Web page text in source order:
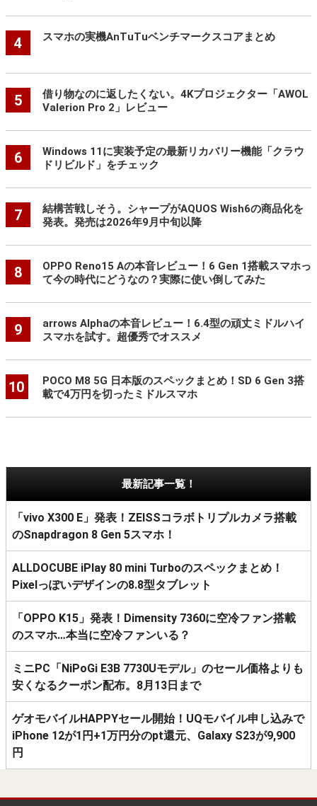
4 スマホの実機AnTuTuベンチマークスコアまとめ
5
借り物なのに返したくない。4Kプロジェクター「AWOL
Valerion Pro 2」レビュー
6
Windows 11に実装予定の最新リカバリー機能「クラウ
ドリビルド」をチェック
7
結構苦戦しそう。シャープがAQUOS Wish6の商品化を
発表。発売は2026年9月中旬以降
8
OPPO Reno15 Aの本音レビュー！6 Gen 1搭載スマホっ
て今の時代にどうなの？実際に使い倒してみた
9
arrows Alphaの本音レビュー！6.4型の頑丈ミドルハイ
スマホを試す。超優秀でオススメ
10
POCO M8 5G 日本版のスペックまとめ！SD 6 Gen 3搭
載で4万円を切ったミドルスマホ
最新記事一覧！
「vivo X300 E」発表！ZEISSコラボトリプルカメラ搭載
のSnapdragon 8 Gen 5スマホ！
ALLDOCUBE iPlay 80 mini Turboのスペックまとめ！
Pixelっぽいデザインの8.8型タブレット
「OPPO K15」発表！Dimensity 7360に空冷ファン搭載
のスマホ…本当に空冷ファンいる？
ミニPC「NiPoGi E3B 7730Uモデル」のセール価格よりも
安くなるクーポン配布。8月13日まで
ゲオモバイルHAPPYセール開始！UQモバイル申し込みで
iPhone 12が1円+1万円分のpt還元、Galaxy S23が9,900
円